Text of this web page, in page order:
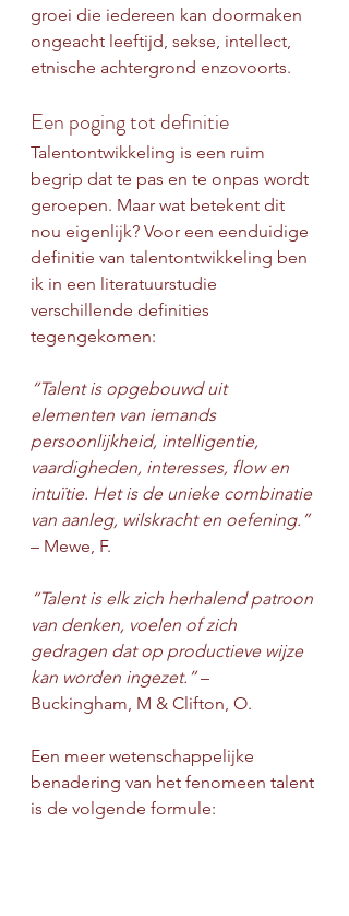
groei die iedereen kan doormaken
ongeacht leeftijd, sekse, intellect,
etnische achtergrond enzovoorts.
Een poging tot definitie
Talentontwikkeling is een ruim
begrip dat te pas en te onpas wordt
geroepen. Maar wat betekent dit
nou eigenlijk? Voor een eenduidige
definitie van talentontwikkeling ben
ik in een literatuurstudie
verschillende definities
tegengekomen:
“Talent is opgebouwd uit
elementen van iemands
persoonlijkheid, intelligentie,
vaardigheden, interesses, flow en
intuïtie. Het is de unieke combinatie
van aanleg, wilskracht en oefening.”
– Mewe, F.
“Talent is elk zich herhalend patroon
van denken, voelen of zich
gedragen dat op productieve wijze
kan worden ingezet.” –
Buckingham, M & Clifton, O.
Een meer wetenschappelijke
benadering van het fenomeen talent
is de volgende formule: